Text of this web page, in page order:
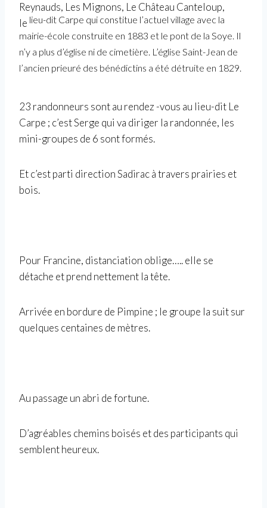
Reynauds, Les Mignons, Le Château Canteloup,
le lieu-dit Carpe qui constitue l’actuel village avec la
mairie-école construite en 1883 et le pont de la Soye. Il
n’y a plus d’église ni de cimetière. L’église Saint-Jean de
l’ancien prieuré des bénédictins a été détruite en 1829.
23 randonneurs sont au rendez -vous au lieu-dit Le
Carpe ; c’est Serge qui va diriger la randonnée, les
mini-groupes de 6 sont formés.
Et c’est parti direction Sadirac à travers prairies et
bois.
Pour Francine, distanciation oblige….. elle se
détache et prend nettement la tête.
Arrivée en bordure de Pimpine ; le groupe la suit sur
quelques centaines de mètres.
Au passage un abri de fortune.
D’agréables chemins boisés et des participants qui
semblent heureux.